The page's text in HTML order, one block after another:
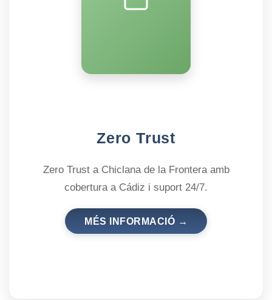
Zero Trust
Zero Trust a Chiclana de la Frontera amb
cobertura a Cádiz i suport 24/7.
MÉS INFORMACIÓ →